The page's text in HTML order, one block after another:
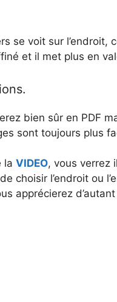
se voit sur l’endroit,
et il met plus en
bien sûr en PDF
sont toujours plus
la VIDEO, vous verrez
choisir l’endroit ou
apprécierez